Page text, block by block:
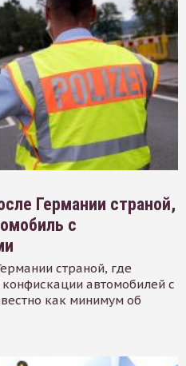
Германии страной,
с
страной, где
автомобилей с
как минимум об